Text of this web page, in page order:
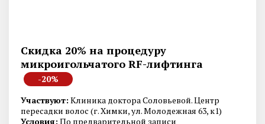
Скидка 20% на процедуру
микроигольчатого RF-лифтинга
-20%
Участвуют: Клиника доктора Соловьевой. Центр
пересадки волос (г. Химки, ул. Молодежная 63, к1)
Условия: По предварительной записи